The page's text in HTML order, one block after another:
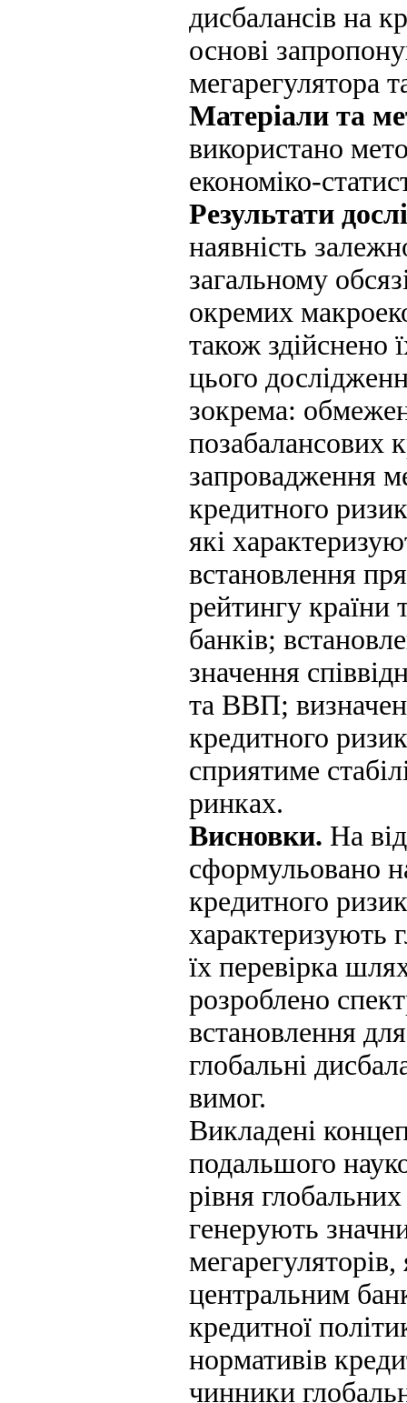
дисбалансів на
основі
мегарегулятора
Матеріали та
використано
економіко-
Результати
наявність
загальному
окремих
також здійснено
цього
зокрема:
позабалансових
запровадження
кредитного
які
встановлення
рейтингу країни
банків;
значення
та ВВП;
кредитного
сприятиме
ринках.
Висновки. На
сформульовано
кредитного
характеризують
їх перевірка
розроблено
встановлення
глобальні
вимог.
Викладені
подальшого
рівня
генерують
центральним
кредитної
нормативів
чинники